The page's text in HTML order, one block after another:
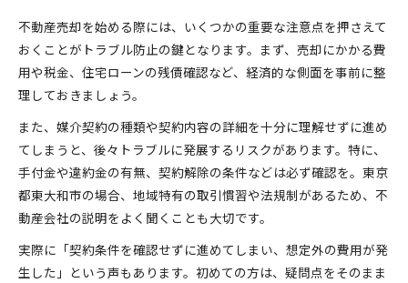
不動産売却を始める際には、いくつかの重要な注意点を押さえて
おくことがトラブル防止の鍵となります。まず、売却にかかる費
用や税金、住宅ローンの残債確認など、経済的な側面を事前に整
理しておきましょう。
また、媒介契約の種類や契約内容の詳細を十分に理解せずに進め
てしまうと、後々トラブルに発展するリスクがあります。特に、
手付金や違約金の有無、契約解除の条件などは必ず確認を。東京
都東大和市の場合、地域特有の取引慣習や法規制があるため、不
動産会社の説明をよく聞くことも大切です。
実際に「契約条件を確認せずに進めてしまい、想定外の費用が発
生した」という声もあります。初めての方は、疑問点をそのまま